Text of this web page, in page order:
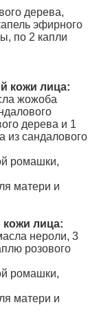
дерева,
эфирного
по 2 капли
кожи лица:
жожоба
дерева и 1
из сандалового
ромашки,
матери и
кожи лица:
нероли, 3
розового
ромашки,
матери и